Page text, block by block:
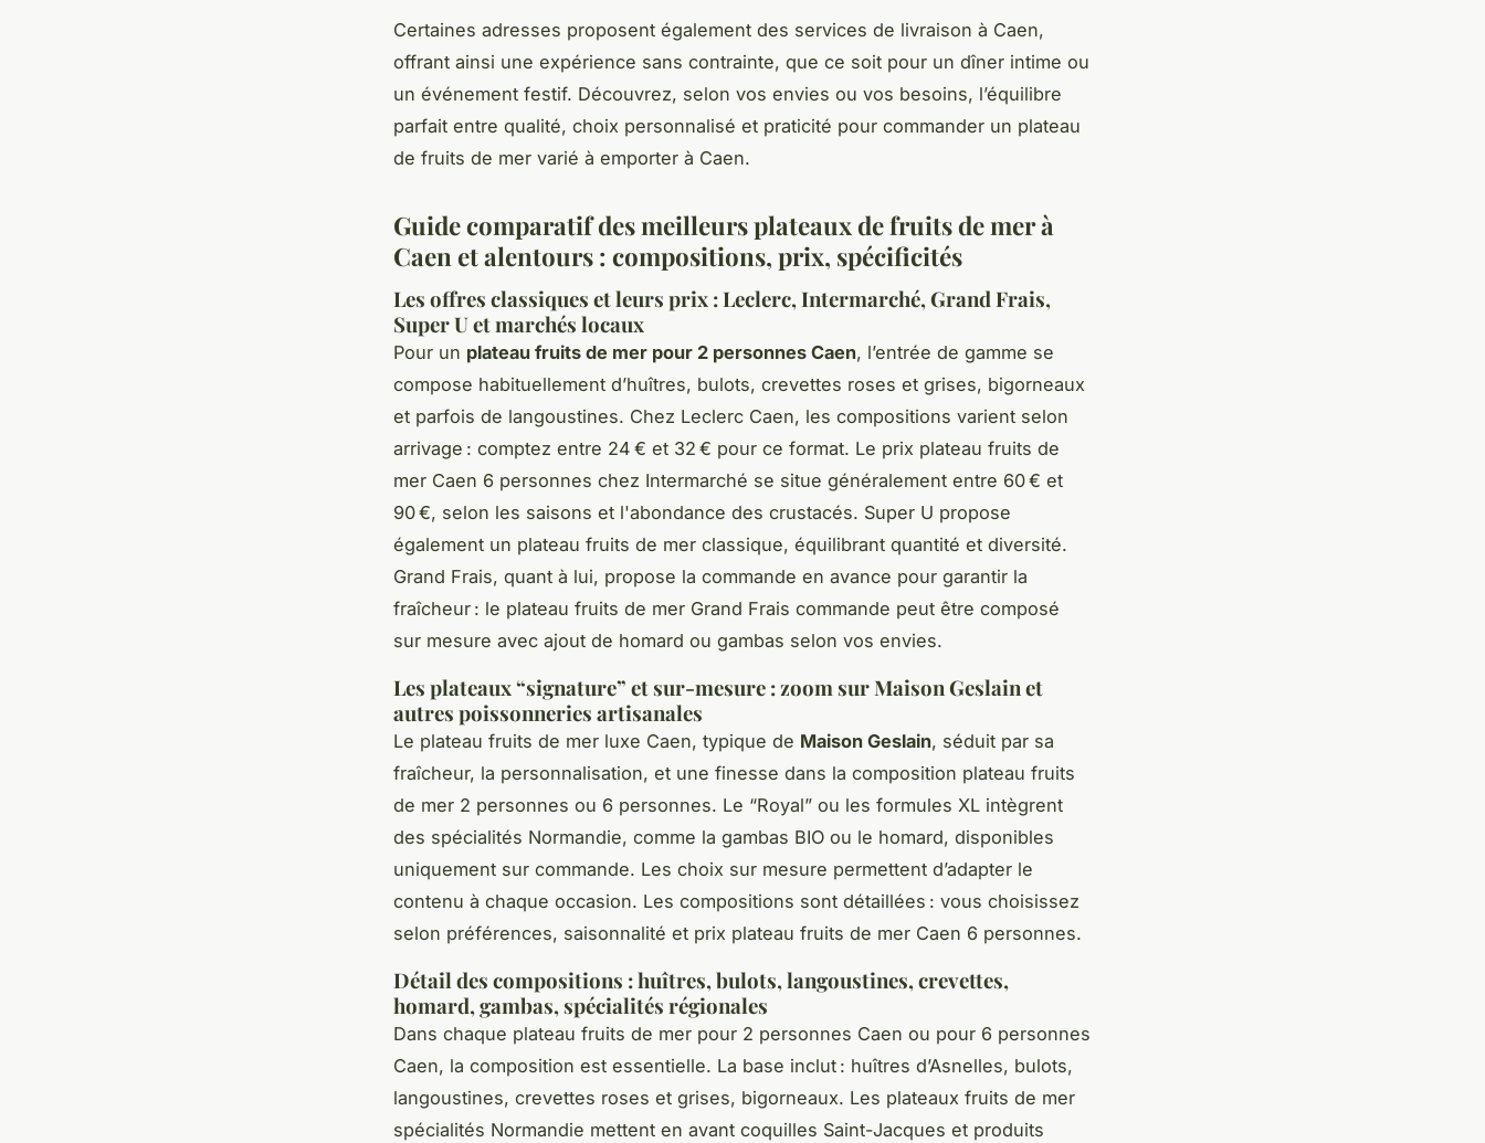
Certaines adresses proposent également des services de livraison à Caen,
offrant ainsi une expérience sans contrainte, que ce soit pour un dîner intime ou
un événement festif. Découvrez, selon vos envies ou vos besoins, l’équilibre
parfait entre qualité, choix personnalisé et praticité pour commander un plateau
de fruits de mer varié à emporter à Caen.
Guide comparatif des meilleurs plateaux de fruits de mer à
Caen et alentours : compositions, prix, spécificités
Les offres classiques et leurs prix : Leclerc, Intermarché, Grand Frais,
Super U et marchés locaux
Pour un plateau fruits de mer pour 2 personnes Caen, l’entrée de gamme se
compose habituellement d’huîtres, bulots, crevettes roses et grises, bigorneaux
et parfois de langoustines. Chez Leclerc Caen, les compositions varient selon
arrivage : comptez entre 24 € et 32 € pour ce format. Le prix plateau fruits de
mer Caen 6 personnes chez Intermarché se situe généralement entre 60 € et
90 €, selon les saisons et l'abondance des crustacés. Super U propose
également un plateau fruits de mer classique, équilibrant quantité et diversité.
Grand Frais, quant à lui, propose la commande en avance pour garantir la
fraîcheur : le plateau fruits de mer Grand Frais commande peut être composé
sur mesure avec ajout de homard ou gambas selon vos envies.
Les plateaux “signature” et sur-mesure : zoom sur Maison Geslain et
autres poissonneries artisanales
Le plateau fruits de mer luxe Caen, typique de Maison Geslain, séduit par sa
fraîcheur, la personnalisation, et une finesse dans la composition plateau fruits
de mer 2 personnes ou 6 personnes. Le “Royal” ou les formules XL intègrent
des spécialités Normandie, comme la gambas BIO ou le homard, disponibles
uniquement sur commande. Les choix sur mesure permettent d’adapter le
contenu à chaque occasion. Les compositions sont détaillées : vous choisissez
selon préférences, saisonnalité et prix plateau fruits de mer Caen 6 personnes.
Détail des compositions : huîtres, bulots, langoustines, crevettes,
homard, gambas, spécialités régionales
Dans chaque plateau fruits de mer pour 2 personnes Caen ou pour 6 personnes
Caen, la composition est essentielle. La base inclut : huîtres d’Asnelles, bulots,
langoustines, crevettes roses et grises, bigorneaux. Les plateaux fruits de mer
spécialités Normandie mettent en avant coquilles Saint-Jacques et produits